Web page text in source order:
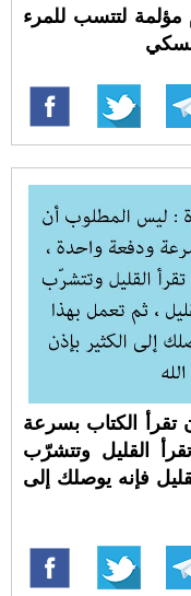
مؤلمة لتتسب للمرء
الكتاب بسرعة
القليل وتتشرّب
فإنه يوصلك إلى